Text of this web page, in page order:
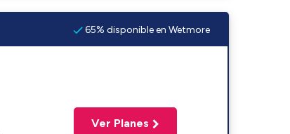
65% disponible en Wetmore
Ver Planes